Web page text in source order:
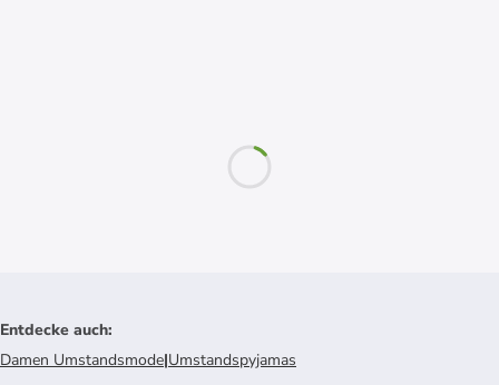
Entdecke auch:
Damen Umstandsmode|Umstandspyjamas